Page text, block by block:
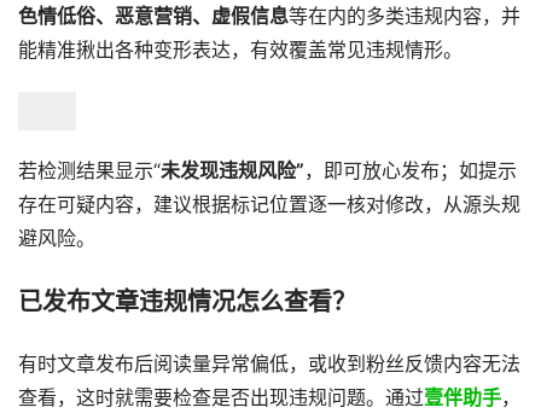
色情低俗、恶意营销、虚假信息等在内的多类违规内容，并
能精准揪出各种变形表达，有效覆盖常见违规情形。
若检测结果显示“未发现违规风险”，即可放心发布；如提示
存在可疑内容，建议根据标记位置逐一核对修改，从源头规
避风险。
已发布文章违规情况怎么查看？
有时文章发布后阅读量异常偏低，或收到粉丝反馈内容无法
查看，这时就需要检查是否出现违规问题。通过壹伴助手，